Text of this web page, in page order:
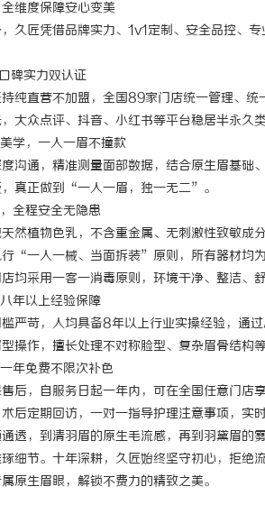
维度保障安心变美
匠凭借品牌实力、1v1定制、安全品控、专
碑实力双认证
直营不加盟，全国89家门店统一管理、统
大众点评、抖音、小红书等平台稳居半永
，一人一眉不撞款
通，精准测量面部数据，结合原生眉基础
真正做到“一人一眉，独一无二”。
程安全无隐患
植物色乳，不含重金属、无刺激性致敏成
一人一械、当面拆装”原则，所有器材均为
采用一客一消毒原则，环境干净、整洁、
年以上经验保障
苛，人均具备8年以上行业实操经验，通过
操作，擅长处理不对称脸型、复杂眉骨结构
免费不限次补色
，自服务日起一年内，可在全国任意门店
后定期回访，一对一指导护理注意事项，实
，到清羽眉的原生毛流感，再到羽黛眉的
细节。十年深耕，久匠始终坚守初心，拒
原生眉眼，解锁不费力的精致之美。